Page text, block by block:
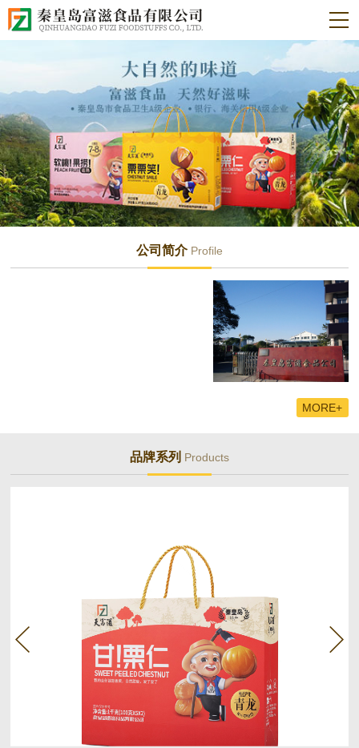
公司简介 Profile
MORE+
品牌系列 Products